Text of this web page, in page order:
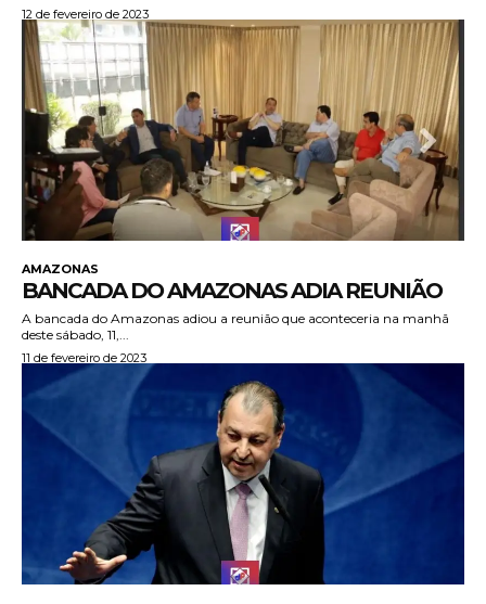
12 de fevereiro de 2023
AMAZONAS
BANCADA DO AMAZONAS ADIA REUNIÃO
A bancada do Amazonas adiou a reunião que aconteceria na manhã
deste sábado, 11,...
11 de fevereiro de 2023